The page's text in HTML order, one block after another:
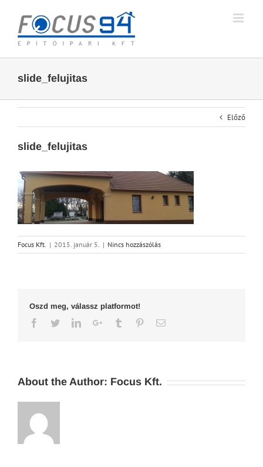
content
slide_felujitas
Előző
slide_felujitas
Focus Kft. | 2015. január 5. | Nincs hozzászólás
Oszd meg, válassz platformot!
Facebook
TwitterLinkedInGoogle+Tumblr PinterestEmail
About the Author: Focus Kft.